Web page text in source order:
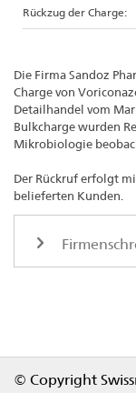
Rückzug der Charge:
Die Firma Sandoz
Charge von
Detailhandel vom
Bulkcharge wurden
Mikrobiologie
Der Rückruf erfolgt
belieferten Kunden.
© Copyright